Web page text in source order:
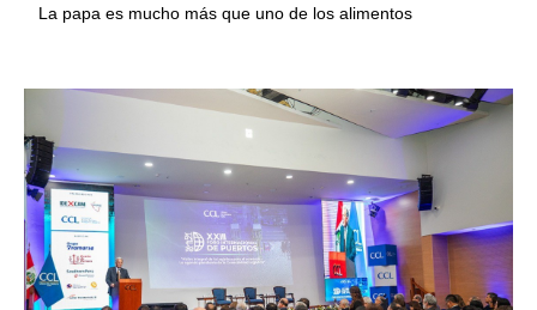
La papa es mucho más que uno de los alimentos